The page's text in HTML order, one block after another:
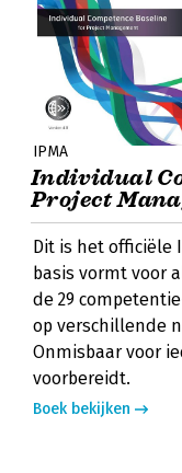
IPMA
Individual
Project
Dit is het officiële
basis vormt voor
de 29
op verschillende
Onmisbaar voor
voorbereidt.
Boek bekijken